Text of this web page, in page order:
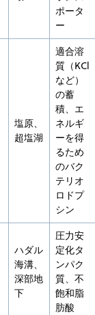
ポータ
ー
塩原、
超塩湖
適合溶
質（KCl
など）
の蓄
積、エ
ネルギ
ーを得
るため
のバク
テリオ
ロドプ
シン
ハダル
海溝、
深部地
下
圧力安
定化タ
ンパク
質、不
飽和脂
肪酸